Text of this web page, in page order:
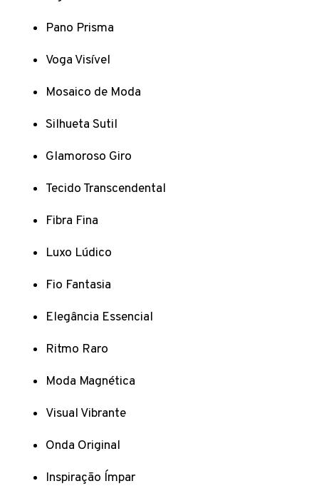
Pano Prisma
Voga Visível
Mosaico de Moda
Silhueta Sutil
Glamoroso Giro
Tecido Transcendental
Fibra Fina
Luxo Lúdico
Fio Fantasia
Elegância Essencial
Ritmo Raro
Moda Magnética
Visual Vibrante
Onda Original
Inspiração Ímpar